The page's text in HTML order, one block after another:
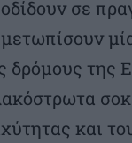
σε
δρόμους της
και